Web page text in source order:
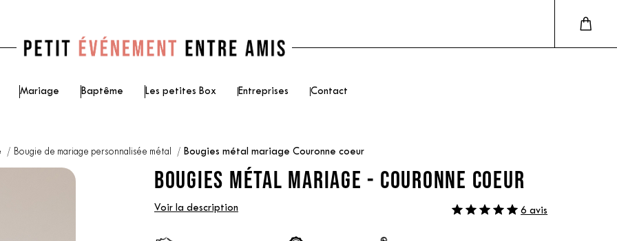
Mariage Baptême Les petites Box Entreprises Contact
Bougie de mariage personnalisée métal Bougies métal mariage Couronne coeur
BOUGIES MÉTAL MARIAGE - COURONNE COEUR
Voir la description 6 avis